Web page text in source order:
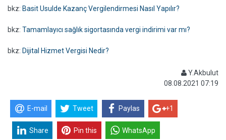
bkz: Basit Usulde Kazanç Vergilendirmesi Nasıl Yapılır?
bkz: Tamamlayıcı sağlık sigortasında vergi indirimi var mı?
bkz: Dijital Hizmet Vergisi Nedir?
Y.Akbulut
08.08.2021 07:19
E-mail Tweet Paylas +1
Share Pin this WhatsApp